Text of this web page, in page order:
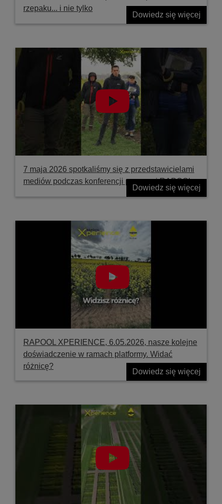
rzepaku... i nie tylko
Dowiedz się więcej
7 maja 2026 spotkaliśmy się z przedstawicielami
mediów podczas konferencji prasowej RAPOOL
Dowiedz się więcej
RAPOOL XPERIENCE, 6.05.2026, nasze kolejne
doświadczenie w ramach platformy. Widać
różnicę?
Dowiedz się więcej